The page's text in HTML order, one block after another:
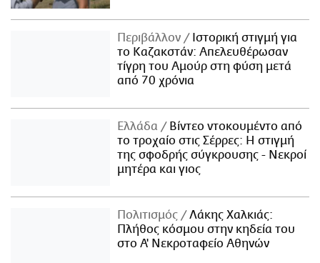
Περιβάλλον
Ιστορική στιγμή για
το Καζακστάν: Απελευθέρωσαν
τίγρη του Αμούρ στη φύση μετά
από 70 χρόνια
Ελλάδα
Βίντεο ντοκουμέντο από
το τροχαίο στις Σέρρες: Η στιγμή
της σφοδρής σύγκρουσης - Νεκροί
μητέρα και γιος
Πολιτισμός
Λάκης Χαλκιάς:
Πλήθος κόσμου στην κηδεία του
στο Α' Νεκροταφείο Αθηνών